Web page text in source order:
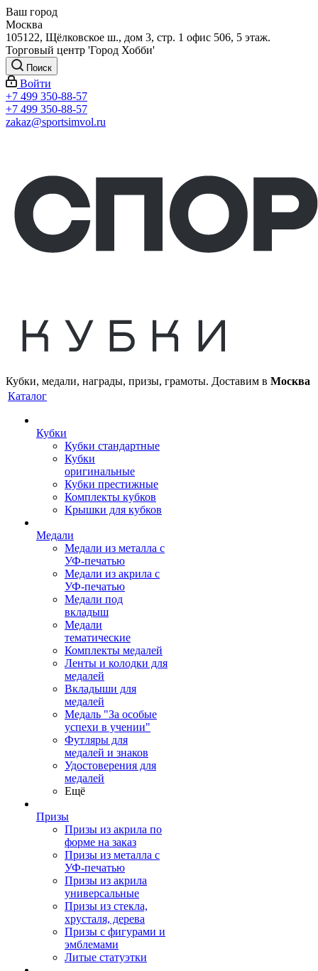
Ваш город
Москва
105122, Щёлковское ш., дом 3, стр. 1 офис 506, 5 этаж.
Торговый центр 'Город Хобби'
Поиск
Войти
+7 499 350-88-57
+7 499 350-88-57
zakaz@sportsimvol.ru
Кубки, медали, награды, призы, грамоты. Доставим в Москва
Каталог
Кубки
Кубки стандартные
Кубки
оригинальные
Кубки престижные
Комплекты кубков
Крышки для кубков
Медали
Медали из металла с
УФ-печатью
Медали из акрила с
УФ-печатью
Медали под
вкладыш
Медали
тематические
Комплекты медалей
Ленты и колодки для
медалей
Вкладыши для
медалей
Медаль "За особые
успехи в учении"
Футляры для
медалей и знаков
Удостоверения для
медалей
Ещё
Призы
Призы из акрила по
форме на заказ
Призы из металла с
УФ-печатью
Призы из акрила
универсальные
Призы из стекла,
хрусталя, дерева
Призы с фигурами и
эмблемами
Литые статуэтки